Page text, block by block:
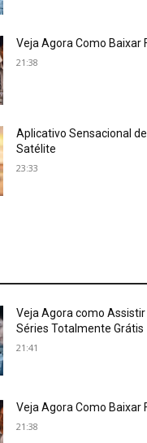
Veja Agora Como Baixar
21:38
Aplicativo Sensacional
Satélite
23:33
Veja Agora como
Séries Totalmente Grátis
21:41
Veja Agora Como Baixar
21:38